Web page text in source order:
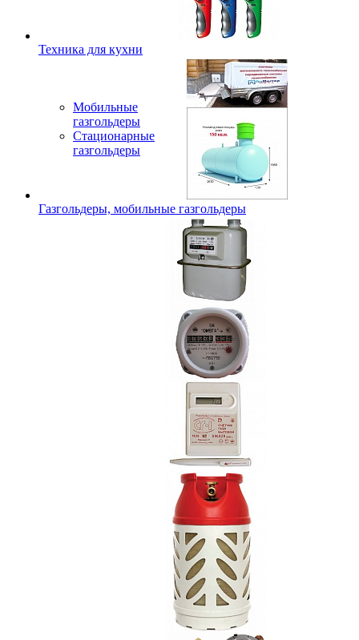
Техника для кухни
Мобильные
газгольдеры
Стационарные
газгольдеры
Газгольдеры, мобильные газгольдеры